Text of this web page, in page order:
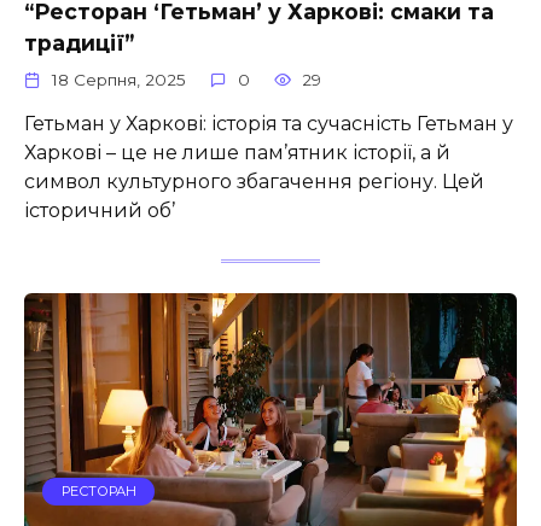
“Ресторан ‘Гетьман’ у Харкові: смаки та
традиції”
18 Серпня, 2025 0 29
Гетьман у Харкові: історія та сучасність Гетьман у
Харкові – це не лише пам’ятник історії, а й
символ культурного збагачення регіону. Цей
історичний об’
РЕСТОРАН